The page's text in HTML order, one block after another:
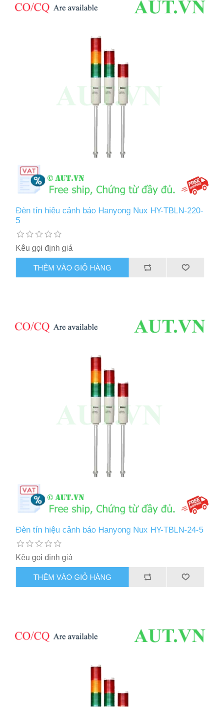
Đèn tín hiệu cảnh báo Hanyong Nux HY-TBLN-220-
5
Kêu gọi định giá
THÊM VÀO GIỎ HÀNG
Đèn tín hiệu cảnh báo Hanyong Nux HY-TBLN-24-5
Kêu gọi định giá
THÊM VÀO GIỎ HÀNG